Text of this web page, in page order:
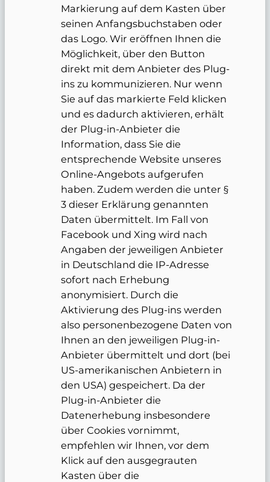
Markierung auf dem Kasten über
seinen Anfangsbuchstaben oder
das Logo. Wir eröffnen Ihnen die
Möglichkeit, über den Button
direkt mit dem Anbieter des Plug-
ins zu kommunizieren. Nur wenn
Sie auf das markierte Feld klicken
und es dadurch aktivieren, erhält
der Plug-in-Anbieter die
Information, dass Sie die
entsprechende Website unseres
Online-Angebots aufgerufen
haben. Zudem werden die unter §
3 dieser Erklärung genannten
Daten übermittelt. Im Fall von
Facebook und Xing wird nach
Angaben der jeweiligen Anbieter
in Deutschland die IP-Adresse
sofort nach Erhebung
anonymisiert. Durch die
Aktivierung des Plug-ins werden
also personenbezogene Daten von
Ihnen an den jeweiligen Plug-in-
Anbieter übermittelt und dort (bei
US-amerikanischen Anbietern in
den USA) gespeichert. Da der
Plug-in-Anbieter die
Datenerhebung insbesondere
über Cookies vornimmt,
empfehlen wir Ihnen, vor dem
Klick auf den ausgegrauten
Kasten über die